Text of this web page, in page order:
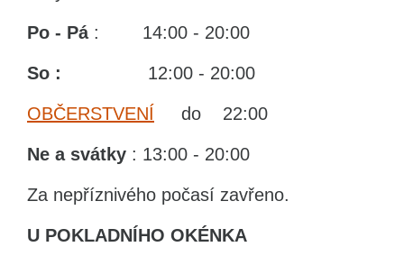
Po - Pá : 14:00 - 20:00
So : 12:00 - 20:00
OBČERSTVENÍ do 22:00
Ne a svátky : 13:00 - 20:00
Za nepříznivého počasí zavřeno.
U POKLADNÍHO OKÉNKA